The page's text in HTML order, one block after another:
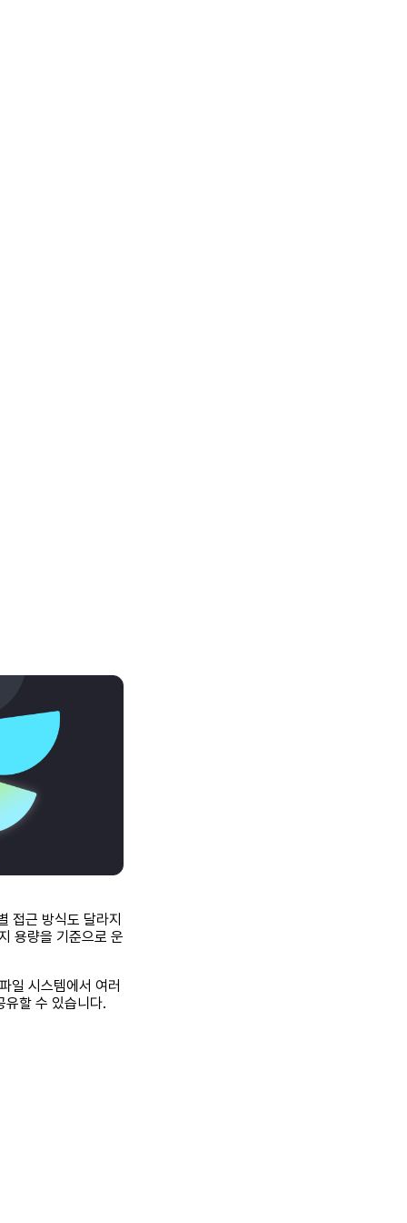
접근 방식도 달라지
용량을 기준으로 운
일 시스템에서 여러
할 수 있습니다.